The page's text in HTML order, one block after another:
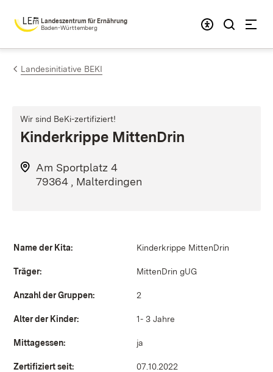
Zum Inhalt springen
Landeszentrum für Ernährung
Baden-Württemberg
Landesinitiative BEKI
Wir sind BeKi-zertifiziert!
Kinderkrippe MittenDrin
Am Sportplatz 4
79364 , Malterdingen
Name der Kita: Kinderkrippe MittenDrin
Träger: MittenDrin gUG
Anzahl der Gruppen: 2
Alter der Kinder: 1- 3 Jahre
Mittagessen: ja
Zertifiziert seit: 07.10.2022